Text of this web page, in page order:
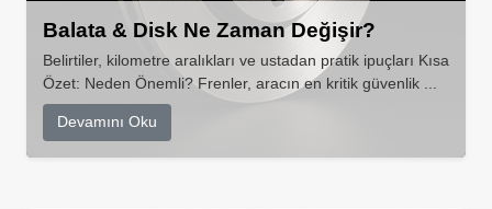
Balata & Disk Ne Zaman Değişir?
Belirtiler, kilometre aralıkları ve ustadan pratik ipuçları Kısa
Özet: Neden Önemli? Frenler, aracın en kritik güvenlik ...
Devamını Oku